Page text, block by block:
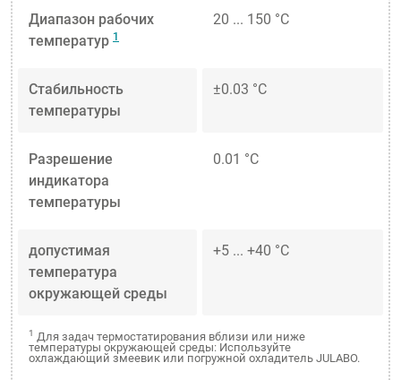
Диапазон рабочих
температур 1
20 ... 150 °C
Стабильность
температуры
±0.03 °C
Разрешение
индикатора
температуры
0.01 °C
допустимая
температура
окружающей среды
+5 ... +40 °C
1 Для задач термостатирования вблизи или ниже
температуры окружающей среды: Используйте
охлаждающий змеевик или погружной охладитель JULABO.